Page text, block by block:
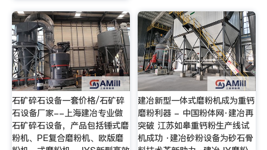
石矿碎石设备一套价格/石矿碎
石设备厂家--上海建冶专业做
石矿碎石设备，产品包括锤式磨
粉机、PE复合磨粉机、欧版磨
建冶新型一体式磨粉机成为重钙
磨粉利器 - 中国粉体网·建冶再
突破 江苏如皋重钙粉生产线试
机成功 ·建冶砂粉设备为砂石骨